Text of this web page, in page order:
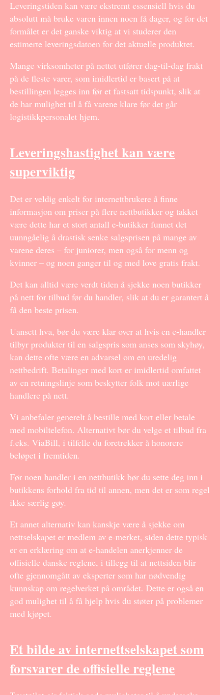
Leveringstiden kan være ekstremt essensiell hvis du
absolutt må bruke varen innen noen få dager, og for det
formålet er det ganske viktig at vi studerer den
estimerte leveringsdatoen for det aktuelle produktet.
Mange virksomheter på nettet utfører dag-til-dag frakt
på de fleste varer, som imidlertid er basert på at
bestillingen legges inn før et fastsatt tidspunkt, slik at
de har mulighet til å få varene klare før det går
logistikkpersonalet hjem.
Leveringshastighet kan være
superviktig
Det er veldig enkelt for internettbrukere å finne
informasjon om priser på flere nettbutikker og takket
være dette har et stort antall e-butikker funnet det
uunngåelig å drastisk senke salgsprisen på mange av
varene deres – for juniorer, men også for menn og
kvinner – og noen ganger til og med love gratis frakt.
Det kan alltid være verdt tiden å sjekke noen butikker
på nett for tilbud før du handler, slik at du er garantert å
få den beste prisen.
Uansett hva, bør du være klar over at hvis en e-handler
tilbyr produkter til en salgspris som anses som skyhøy,
kan dette ofte være en advarsel om en uredelig
nettbedrift. Betalinger med kort er imidlertid omfattet
av en retningslinje som beskytter folk mot uærlige
handlere på nett.
Vi anbefaler generelt å bestille med kort eller betale
med mobiltelefon. Alternativt bør du velge et tilbud fra
f.eks. ViaBill, i tilfelle du foretrekker å honorere
beløpet i fremtiden.
Før noen handler i en nettbutikk bør du sette deg inn i
butikkens forhold fra tid til annen, men det er som regel
ikke særlig gøy.
Et annet alternativ kan kanskje være å sjekke om
nettselskapet er medlem av e-merket, siden dette typisk
er en erklæring om at e-handelen anerkjenner de
offisielle danske reglene, i tillegg til at nettsiden blir
ofte gjennomgått av eksperter som har nødvendig
kunnskap om regelverket på området. Dette er også en
god mulighet til å få hjelp hvis du støter på problemer
med kjøpet.
Et bilde av internettselskapet som
forsvarer de offisielle reglene